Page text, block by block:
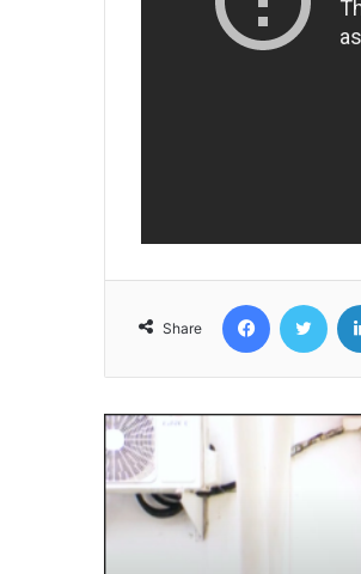
Share